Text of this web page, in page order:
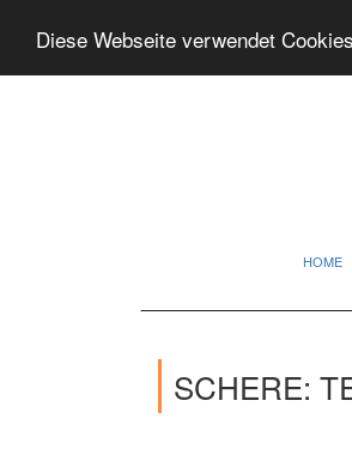
Diese Webseite verwendet
HOME
SCHERE: